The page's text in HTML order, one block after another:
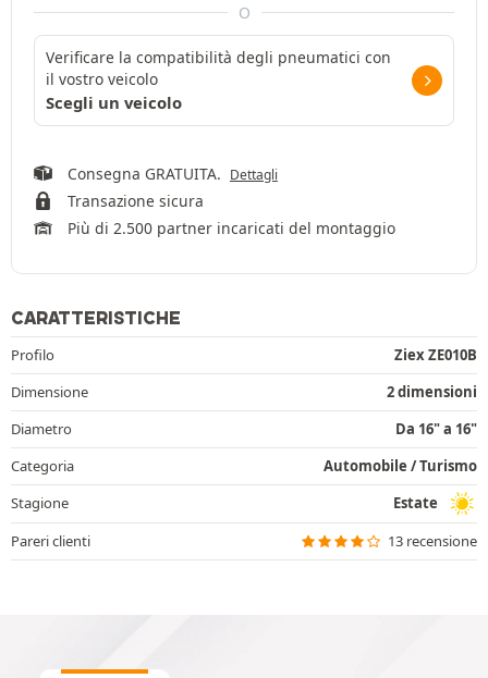
O
Verificare la compatibilità degli pneumatici con
il vostro veicolo
Scegli un veicolo
Consegna GRATUITA. Dettagli
Transazione sicura
Più di 2.500 partner incaricati del montaggio
CARATTERISTICHE
Profilo
Ziex ZE010B
Dimensione
2 dimensioni
Diametro
Da 16" a 16"
Categoria
Automobile / Turismo
Stagione
Estate
Pareri clienti
13 recensione